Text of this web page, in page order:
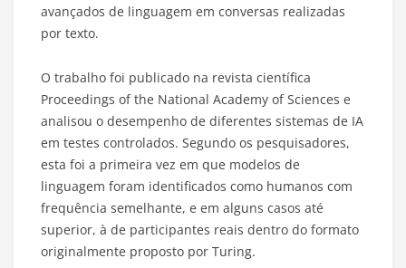
avançados de linguagem em conversas realizadas
por texto.
O trabalho foi publicado na revista científica
Proceedings of the National Academy of Sciences e
analisou o desempenho de diferentes sistemas de IA
em testes controlados. Segundo os pesquisadores,
esta foi a primeira vez em que modelos de
linguagem foram identificados como humanos com
frequência semelhante, e em alguns casos até
superior, à de participantes reais dentro do formato
originalmente proposto por Turing.